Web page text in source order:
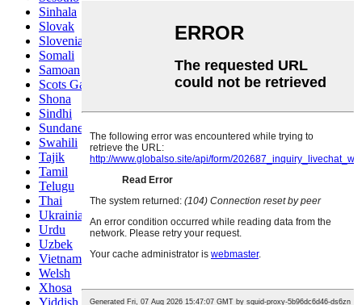
Sinhala
Slovak
Slovenian
Somali
Samoan
Scots Gaelic
Shona
Sindhi
Sundanese
Swahili
Tajik
Tamil
Telugu
Thai
Ukrainian
Urdu
Uzbek
Vietnamese
Welsh
Xhosa
Yiddish